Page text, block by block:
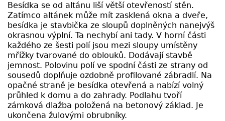
Besídka se od altánu liší větší otevřeností stěn.
Zatímco altánek může mít zasklená okna a dveře,
besídka je stavbička ze sloupů doplněných nanejvýš
okrasnou výplní. Ta nechybí ani tady. V horní části
každého ze šesti polí jsou mezi sloupy umístěny
mřížky tvarované do oblouků. Dodávají stavbě
jemnost. Polovinu polí ve spodní části ze strany od
sousedů doplňuje ozdobně profilované zábradlí. Na
opačné straně je besídka otevřená a nabízí volný
průhled k domu a do zahrady. Podlahu tvoří
zámková dlažba položená na betonový základ. Je
ukončena žulovými obrubníky.